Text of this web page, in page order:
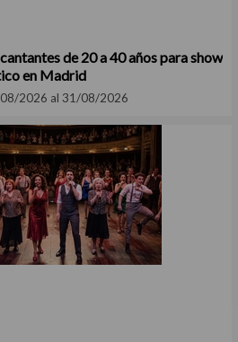
de 20 a 40 años para show
en Madrid
2026 al 31/08/2026